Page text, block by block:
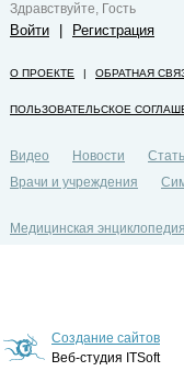
Здравствуйте, Гость
Войти Регистрация
О ПРОЕКТЕ | ОБРАТНАЯ
ПОЛЬЗОВАТЕЛЬСКОЕ
Видео Новости
Врачи и учреждения
Медицинская энциклопедия
Создание сайтов
Веб-студия ITSoft